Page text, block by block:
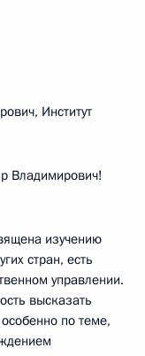
Институт
Владимирович!
изучению
стран, есть
управлении.
высказать
по теме,